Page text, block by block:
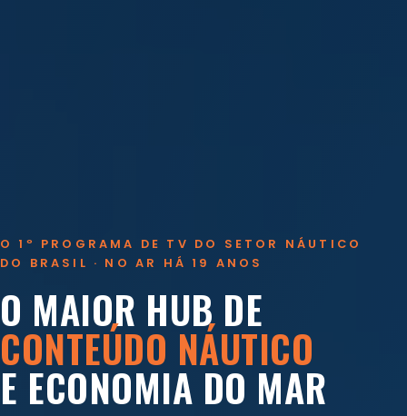
O 1º PROGRAMA DE TV DO SETOR NÁUTICO
DO BRASIL · NO AR HÁ 19 ANOS
O MAIOR HUB DE
CONTEÚDO NÁUTICO
E ECONOMIA DO MAR